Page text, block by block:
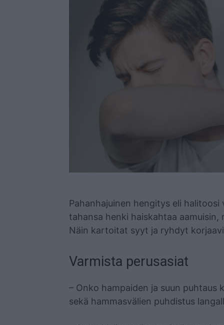
Pahanhajuinen hengitys eli
tahansa henki haiskahtaa
Näin kartoitat syyt ja ryhdyt
Varmista perusasiat
– Onko hampaiden ja suun puhtaus
sekä hammasvälien puhdistus